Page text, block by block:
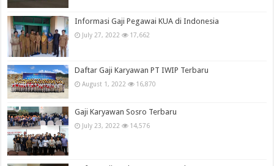
Informasi Gaji Pegawai KUA di Indonesia
July 27, 2022 17,662
Daftar Gaji Karyawan PT IWIP Terbaru
August 1, 2022 16,870
Gaji Karyawan Sosro Terbaru
July 23, 2022 14,576